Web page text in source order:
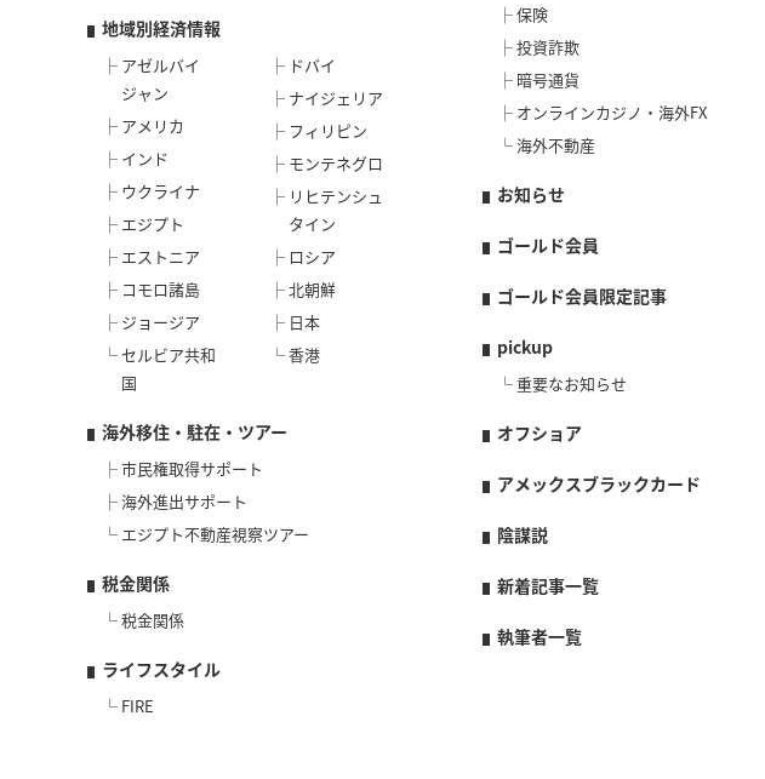
地域別経済情報
アゼルバイ
ジャン
アメリカ
インド
ウクライナ
エジプト
エストニア
コモロ諸島
ジョージア
セルビア共和
国
ドバイ
ナイジェリア
フィリピン
モンテネグロ
リヒテンシュ
タイン
ロシア
北朝鮮
日本
香港
海外移住・駐在・ツアー
市民権取得サポート
海外進出サポート
エジプト不動産視察ツアー
税金関係
税金関係
ライフスタイル
FIRE
保険
投資詐欺
暗号通貨
オンラインカジノ・海外FX
海外不動産
お知らせ
ゴールド会員
ゴールド会員限定記事
pickup
重要なお知らせ
オフショア
アメックスブラックカード
陰謀説
新着記事一覧
執筆者一覧